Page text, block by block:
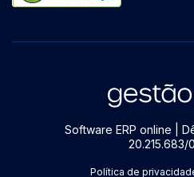
Software ERP online |
20.215.683/
Política de